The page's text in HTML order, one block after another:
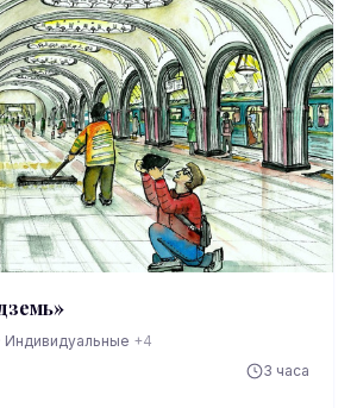
Индивидуальные +4
3 часа